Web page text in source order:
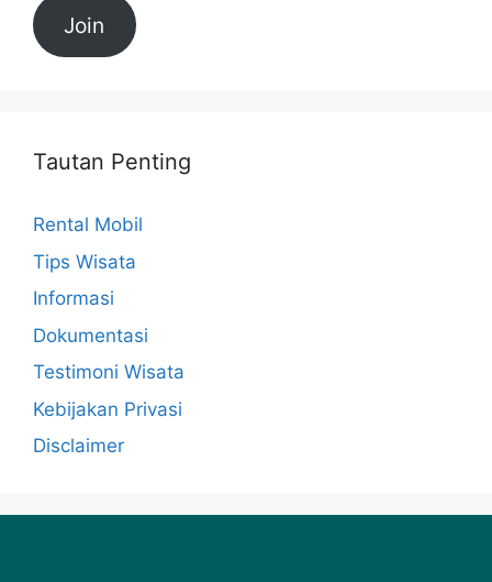
Join
Tautan Penting
Rental Mobil
Tips Wisata
Informasi
Dokumentasi
Testimoni Wisata
Kebijakan Privasi
Disclaimer